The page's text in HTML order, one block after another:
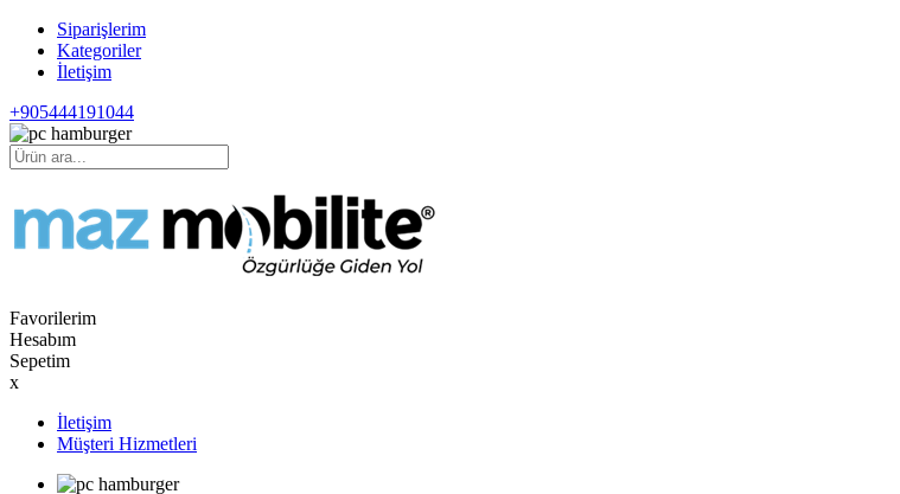
Siparişlerim
Kategoriler
İletişim
+905444191044
Favorilerim
Hesabım
Sepetim
x
İletişim
Müşteri Hizmetleri